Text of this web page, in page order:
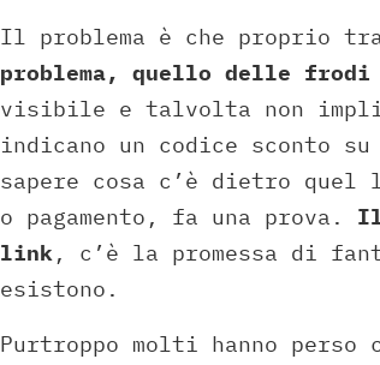
Il problema è che proprio
problema, quello delle frodi
visibile e talvolta non
indicano un codice sconto
sapere cosa c’è dietro
o pagamento, fa una prova. Il
link, c’è la promessa di
esistono.
Purtroppo molti hanno